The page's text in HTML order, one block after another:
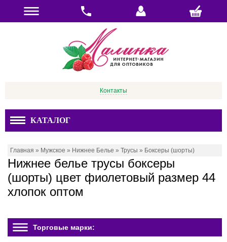
Контакты
КАТАЛОГ
Главная » Мужское » Нижнее Белье » Трусы » Боксеры (шорты)
Нижнее белье трусы боксеры
(шорты) цвет фиолетовый размер 44
хлопок оптом
Торговые марки: